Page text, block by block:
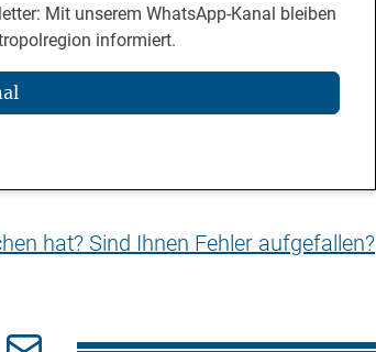
Mit unserem WhatsApp-Kanal bleiben
informiert.
hat? Sind Ihnen Fehler aufgefallen?